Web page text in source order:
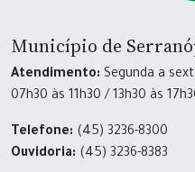
Município de
Atendimento: Segunda a
07h30 às 11h30 / 13h30 às
Telefone: (45) 3236-8300
Ouvidoria: (45) 3236-8383